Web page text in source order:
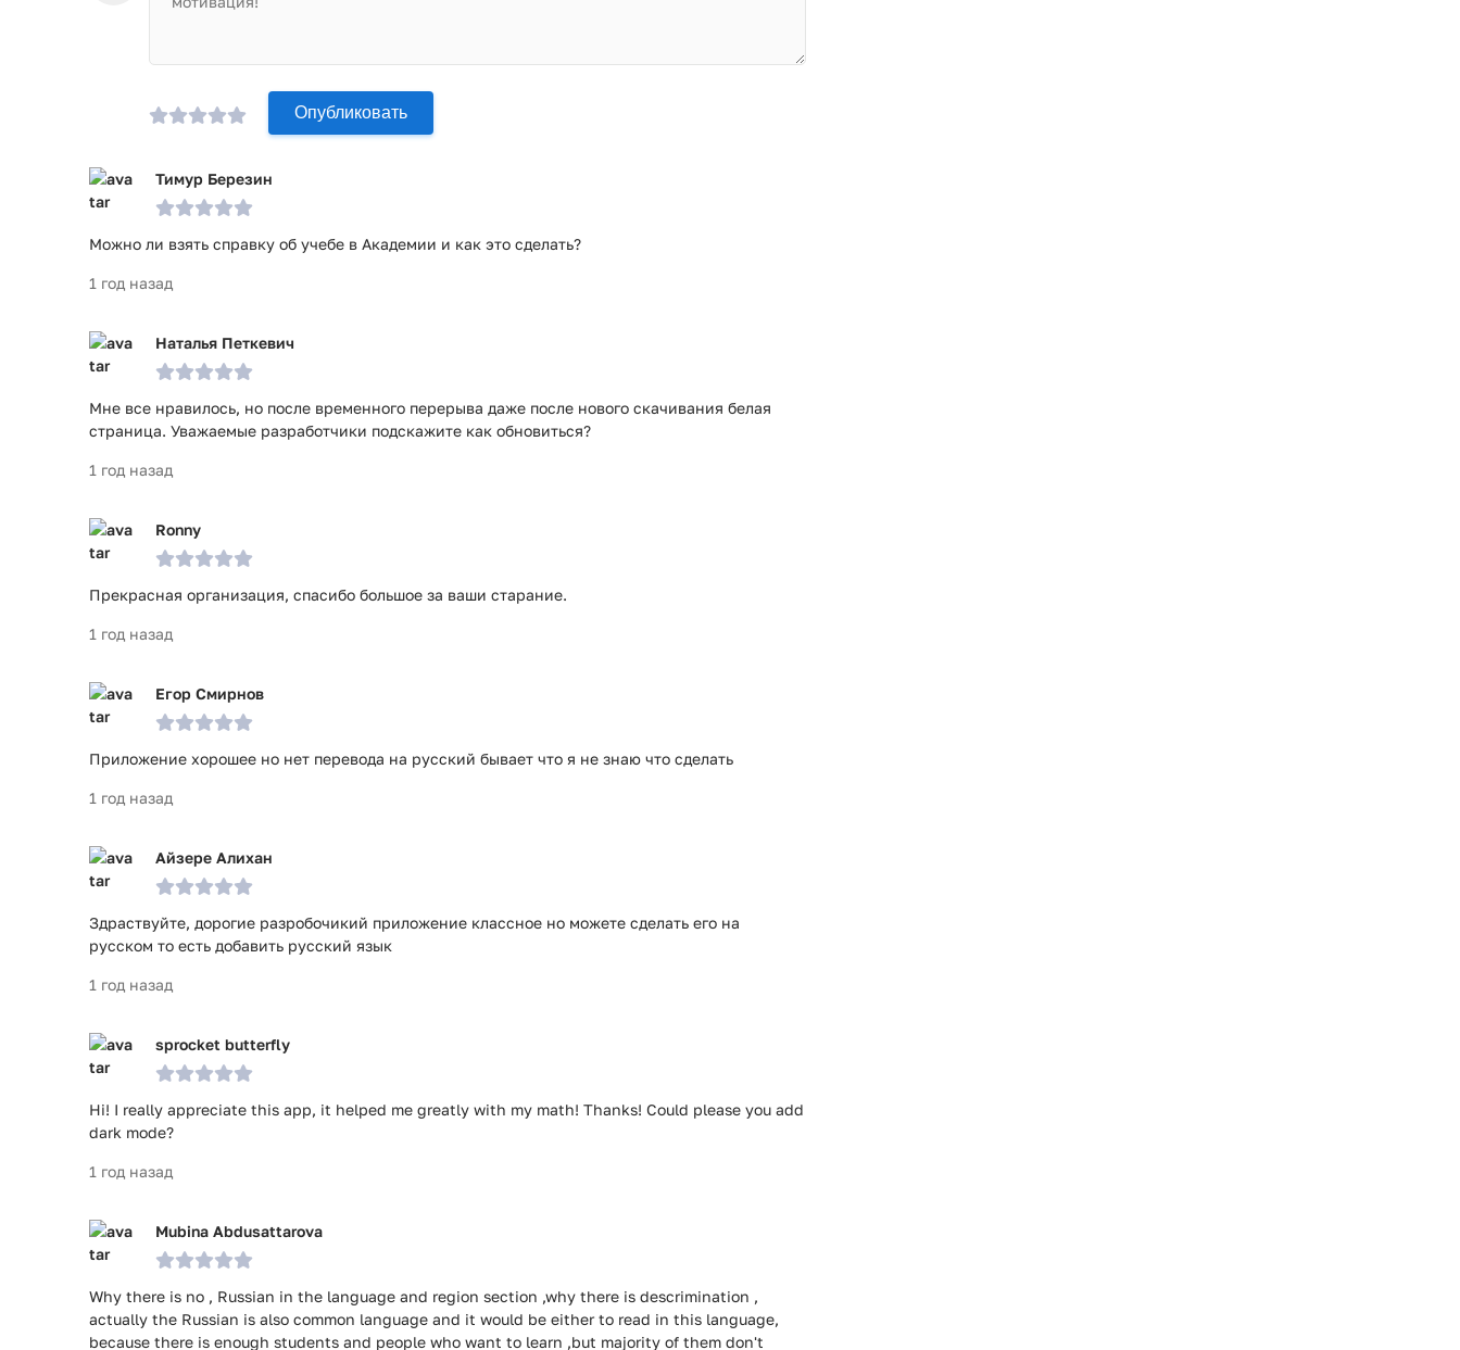
Опубликовать
Тимур Березин
Можно ли взять справку об учебе в Академии и как это сделать?
1 год назад
Наталья Петкевич
Мне все нравилось, но после временного перерыва даже после нового скачивания белая
страница. Уважаемые разработчики подскажите как обновиться?
1 год назад
Ronny
Прекрасная организация, спасибо большое за ваши старание.
1 год назад
Егор Смирнов
Приложение хорошее но нет перевода на русский бывает что я не знаю что сделать
1 год назад
Айзере Алихан
Здраствуйте, дорогие разробочикий приложение классное но можете сделать его на
русском то есть добавить русский язык
1 год назад
sprocket butterfly
Hi! I really appreciate this app, it helped me greatly with my math! Thanks! Could please you add
dark mode?
1 год назад
Mubina Abdusattarova
Why there is no , Russian in the language and region section ,why there is descrimination ,
actually the Russian is also common language and it would be either to read in this language,
because there is enough students and people who want to learn ,but majority of them don't